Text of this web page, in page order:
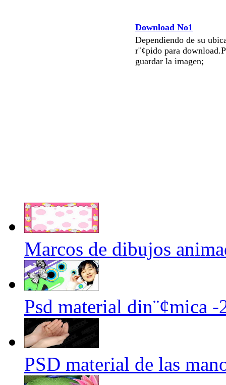
Download No1
Dependiendo de su
r¨¢pido para
guardar la imagen;
Marcos de dibujos
Psd material din¨¢mica -
PSD material de las